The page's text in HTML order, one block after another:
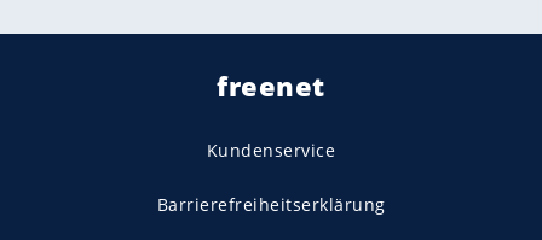
freenet
Kundenservice
Barrierefreiheitserklärung